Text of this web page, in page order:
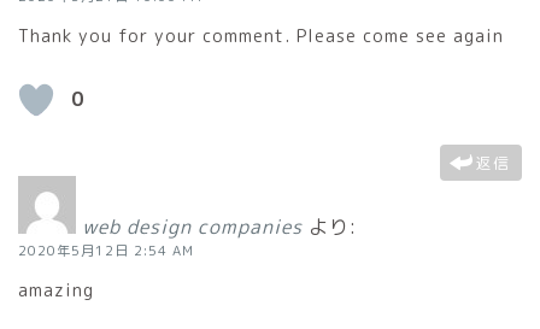
Thank you for your comment. Please come see again
0
返信
web design companies より:
2020年5月12日 2:54 AM
amazing